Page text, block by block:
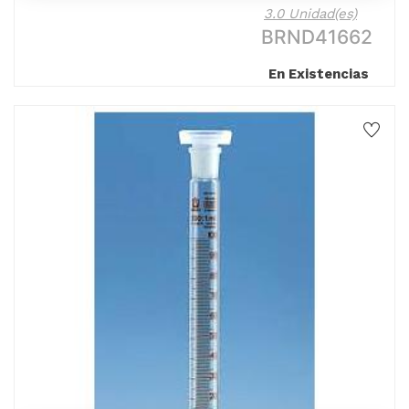
3.0 Unidad(es)
BRND41662
En Existencias